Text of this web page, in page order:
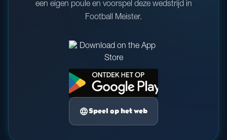
een eigen poule en voorspel deze wedstrijd in
Football Meister.
languageSpeel op het web